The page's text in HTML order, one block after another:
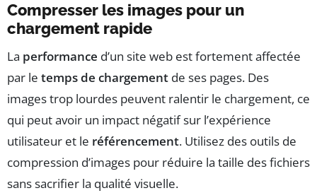
Compresser les images pour un
chargement rapide
La performance d’un site web est fortement affectée
par le temps de chargement de ses pages. Des
images trop lourdes peuvent ralentir le chargement, ce
qui peut avoir un impact négatif sur l’expérience
utilisateur et le référencement. Utilisez des outils de
compression d’images pour réduire la taille des fichiers
sans sacrifier la qualité visuelle.